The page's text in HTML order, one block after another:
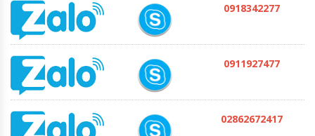
0918342277
0911927477
02862672417